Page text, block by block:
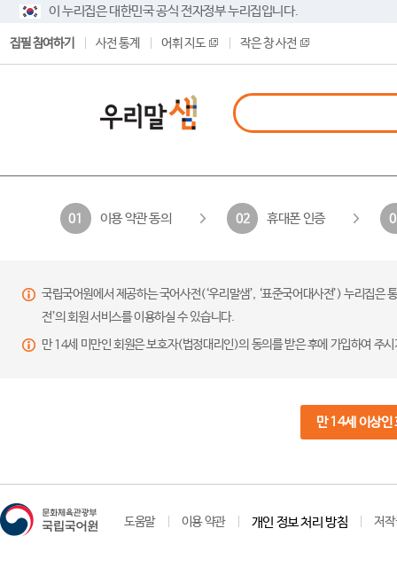
이 누리집은 대한민국 공식 전자정부 누리집입니다.
집필 참여하기 사전 통계 어휘 지도 작은 창 사전
01 이용 약관 동의 02 휴대폰 인증
국립국어원에서 제공하는 국어사전(‘우리말샘’, ‘표준국어대사전’) 누리집
전’의 회원 서비스를 이용하실 수 있습니다.
만 14세 미만인 회원은 보호자(법정대리인)의 동의를 받은 후에 가입하여 주
만 14세 이상인
도움말 이용 약관 개인 정보 처리 방침 저